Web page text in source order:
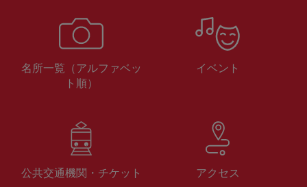
名所一覧（アルファベッ
ト順）
イベント
公共交通機関・チケット アクセス